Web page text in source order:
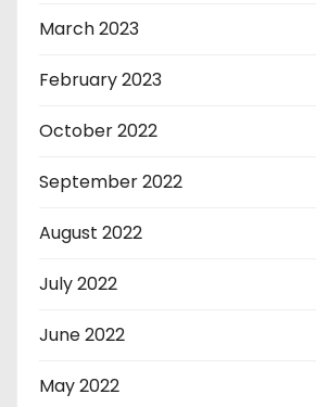
March 2023
February 2023
October 2022
September 2022
August 2022
July 2022
June 2022
May 2022